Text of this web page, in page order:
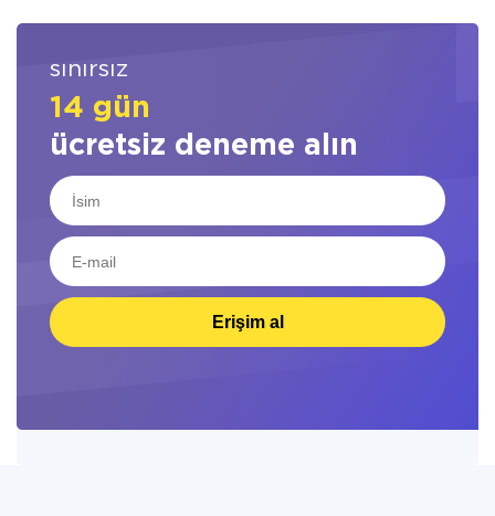
sınırsız
14 gün
ücretsiz deneme alın
Erişim al